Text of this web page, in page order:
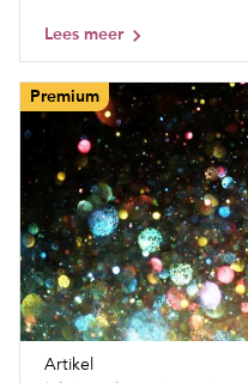
Lees meer
Premium
Artikel